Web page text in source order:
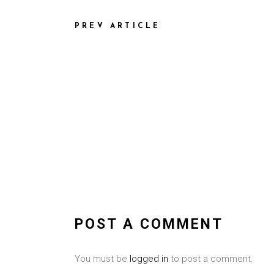
PREV ARTICLE
POST A COMMENT
You must be logged in to post a comment.